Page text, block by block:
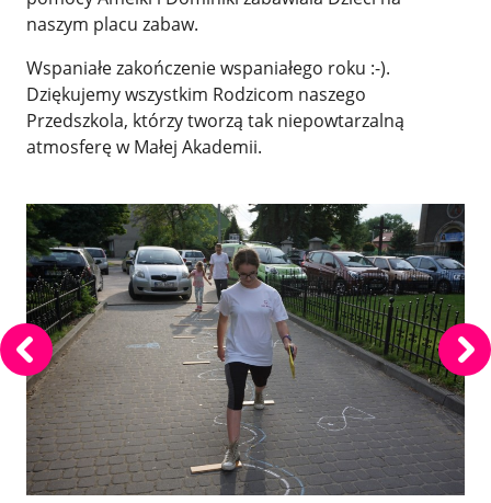
naszym placu zabaw.
Wspaniałe zakończenie wspaniałego roku :-).
Dziękujemy wszystkim Rodzicom naszego
Przedszkola, którzy tworzą tak niepowtarzalną
atmosferę w Małej Akademii.